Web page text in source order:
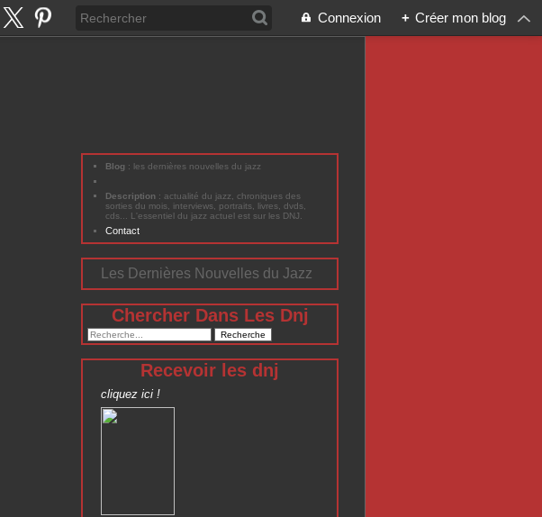
Connexion + Créer mon blog
Blog : les dernières nouvelles du jazz
Description : actualité du jazz, chroniques des
sorties du mois, interviews, portraits, livres, dvds,
cds... L'essentiel du jazz actuel est sur les DNJ.
Contact
Les Dernières Nouvelles du Jazz
Chercher Dans Les Dnj
Recevoir les dnj
cliquez ici !